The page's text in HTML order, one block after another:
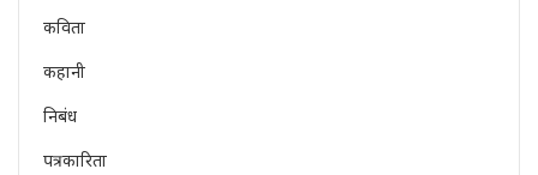
कविता
कहानी
निबंध
पत्रकारिता